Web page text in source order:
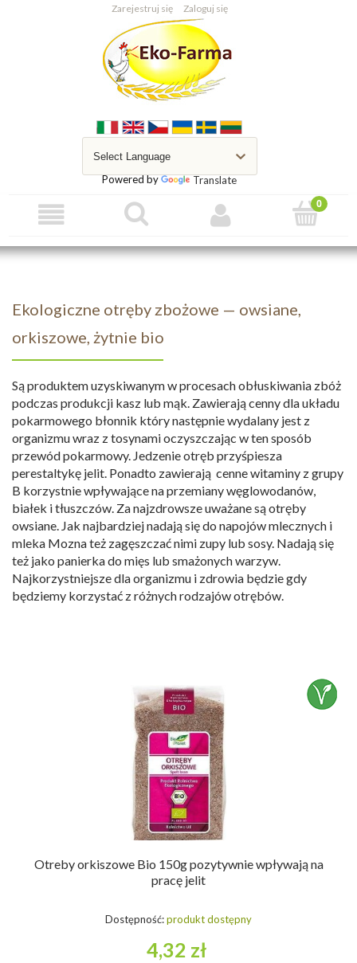
Zarejestruj się Zaloguj się
Powered by Translate
Ekologiczne otręby zbożowe — owsiane,
orkiszowe, żytnie bio
Są produktem uzyskiwanym w procesach obłuskiwania zbóż
podczas produkcji kasz lub mąk. Zawierają cenny dla układu
pokarmowego błonnik który następnie wydalany jest z
organizmu wraz z tosynami oczyszczając w ten sposób
przewód pokarmowy. Jedzenie otręb przyśpiesza
perestaltykę jelit. Ponadto zawierają cenne witaminy z grupy
B korzystnie wpływające na przemiany węglowodanów,
białek i tłuszczów. Za najzdrowsze uważane są otręby
owsiane. Jak najbardziej nadają się do napojów mlecznych i
mleka Mozna też zagęszczać nimi zupy lub sosy. Nadają się
też jako panierka do mięs lub smażonych warzyw.
Najkorzystniejsze dla organizmu i zdrowia będzie gdy
będziemy korzystać z różnych rodzajów otrębów.
Otreby orkiszowe Bio 150g pozytywnie wpływają na
pracę jelit
Dostępność:produkt dostępny
4,32 zł